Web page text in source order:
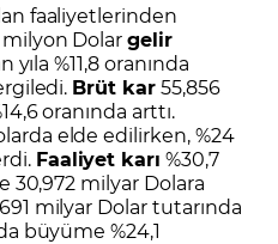
faaliyetlerinden
Dolargelir
%11,8 oranında
Brüt kar55,856
oranında arttı.
elde edilirken, %24
Faaliyet karı %30,7
30,972 milyar Dolara
milyar Dolar tutarında
büyüme %24,1